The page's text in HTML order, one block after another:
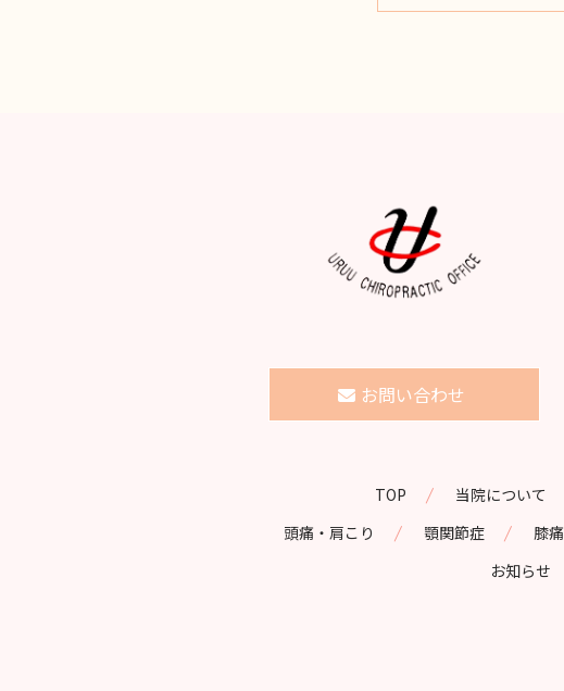
お問い合わせ
TOP | 当院について
頭痛・肩こり
| 顎関節症 | 膝痛
お知らせ